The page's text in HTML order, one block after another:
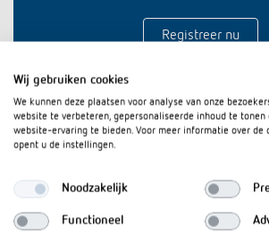
Registreer nu
Wij gebruiken cookies
We kunnen deze plaatsen voor analyse van onze
website te verbeteren, gepersonaliseerde inhoud te tonen
website-ervaring te bieden. Voor meer informatie over de
opent u de instellingen.
Noodzakelijk
Functioneel